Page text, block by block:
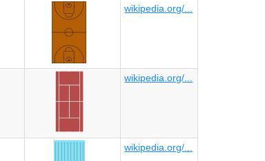
wikipedia.org/...
wikipedia.org/...
wikipedia.org/...